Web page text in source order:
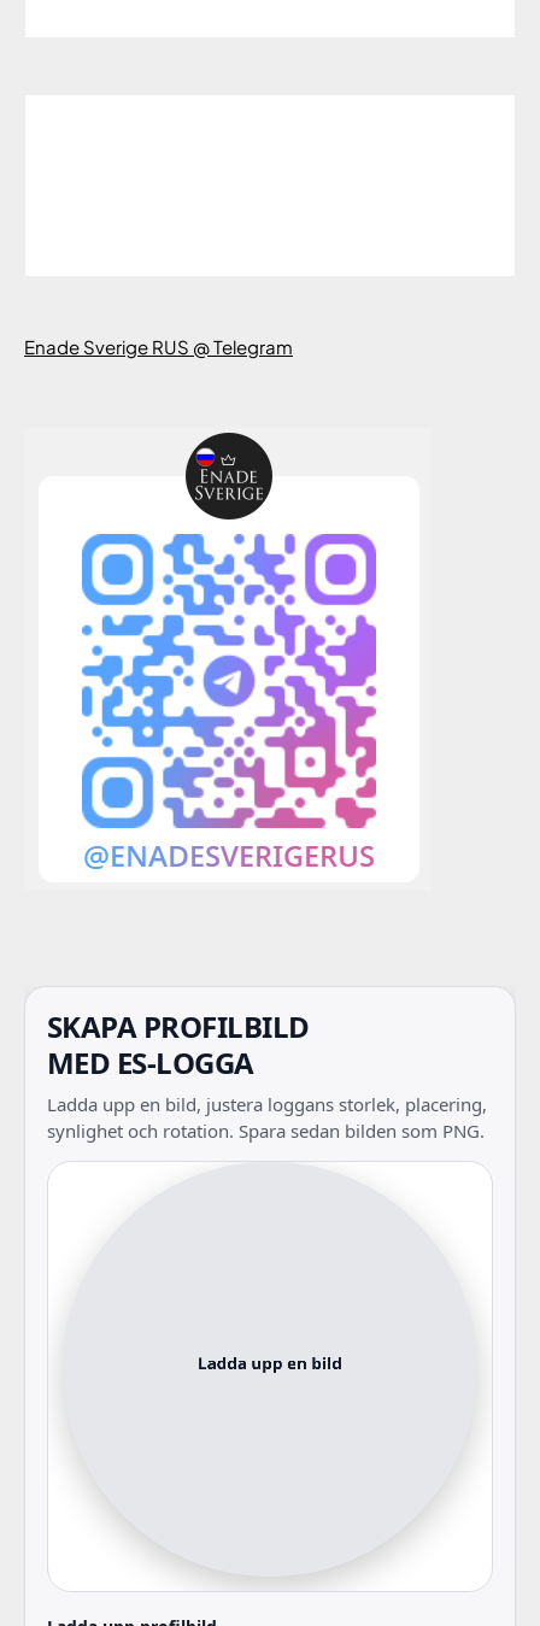
Enade Sverige RUS @ Telegram
SKAPA PROFILBILD
MED ES-LOGGA
Ladda upp en bild, justera loggans storlek, placering,
synlighet och rotation. Spara sedan bilden som PNG.